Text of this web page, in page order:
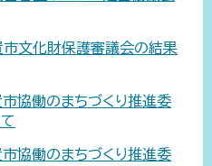
文化財保護審議会の結果
協働のまちづくり推進委
協働のまちづくり推進委